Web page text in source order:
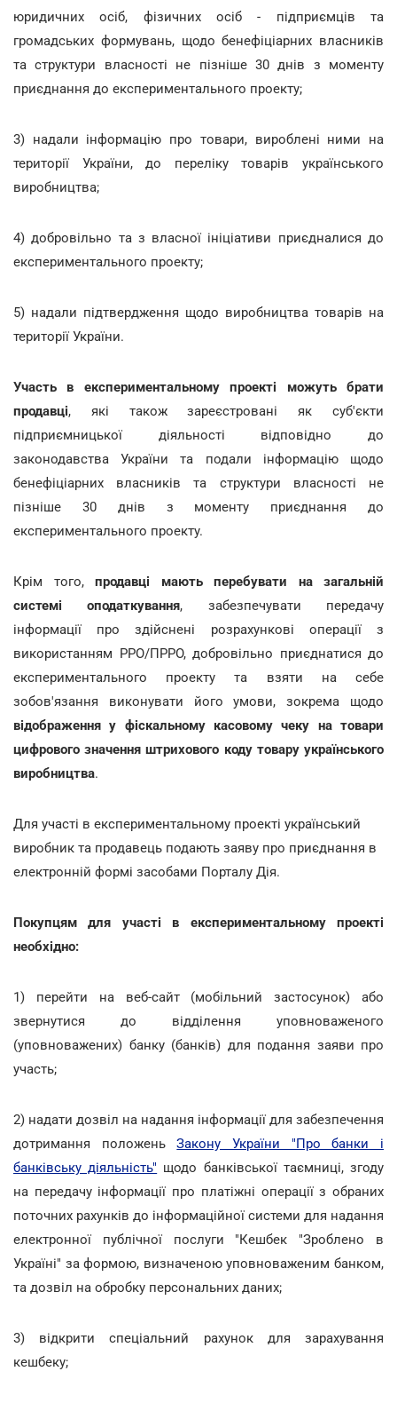
юридичних осіб, фізичних осіб - підприємців та
громадських формувань, щодо бенефіціарних власників
та структури власності не пізніше 30 днів з моменту
приєднання до експериментального проекту;
3) надали інформацію про товари, вироблені ними на
території України, до переліку товарів українського
виробництва;
4) добровільно та з власної ініціативи приєдналися до
експериментального проекту;
5) надали підтвердження щодо виробництва товарів на
території України.
Участь в експериментальному проекті можуть брати
продавці, які також зареєстровані як суб'єкти
підприємницької діяльності відповідно до
законодавства України та подали інформацію щодо
бенефіціарних власників та структури власності не
пізніше 30 днів з моменту приєднання до
експериментального проекту.
Крім того, продавці мають перебувати на загальній
системі оподаткування, забезпечувати передачу
інформації про здійснені розрахункові операції з
використанням РРО/ПРРО, добровільно приєднатися до
експериментального проекту та взяти на себе
зобов'язання виконувати його умови, зокрема щодо
відображення у фіскальному касовому чеку на товари
цифрового значення штрихового коду товару українського
виробництва.
Для участі в експериментальному проекті український
виробник та продавець подають заяву про приєднання в
електронній формі засобами Порталу Дія.
Покупцям для участі в експериментальному проекті
необхідно:
1) перейти на веб-сайт (мобільний застосунок) або
звернутися до відділення уповноваженого
(уповноважених) банку (банків) для подання заяви про
участь;
2) надати дозвіл на надання інформації для забезпечення
дотримання положеньЗакону України "Про банки і
банківську діяльність" щодо банківської таємниці, згоду
на передачу інформації про платіжні операції з обраних
поточних рахунків до інформаційної системи для надання
електронної публічної послуги "Кешбек "Зроблено в
Україні" за формою, визначеною уповноваженим банком,
та дозвіл на обробку персональних даних;
3) відкрити спеціальний рахунок для зарахування
кешбеку;